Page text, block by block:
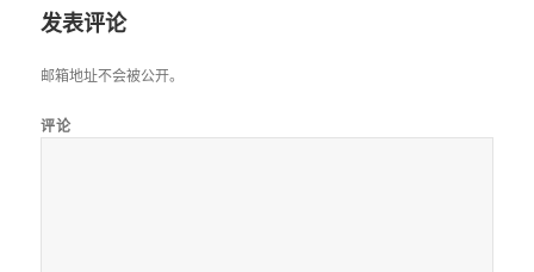
发表评论
邮箱地址不会被公开。
评论